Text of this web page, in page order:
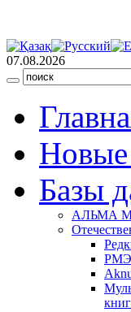
07.08.2026
Новые
Базы
АЛЬМА